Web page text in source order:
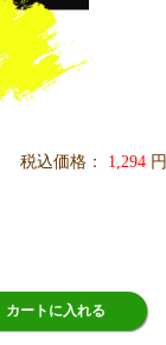
税込価格： 1,294 円
カートに入れる